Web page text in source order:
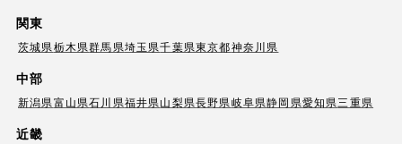
関東
茨城県栃木県群馬県埼玉県千葉県東京都神奈川県
中部
新潟県富山県石川県福井県山梨県長野県岐阜県静岡県愛知県三重県
近畿